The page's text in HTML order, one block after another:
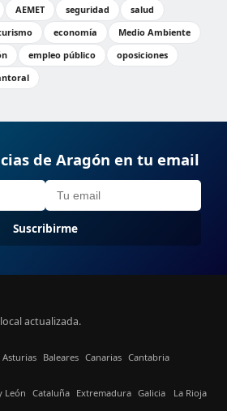
AEMET seguridad
salud
economía
Medio Ambiente
empleo público
oposiciones
de Aragón en tu email
Suscribirme
actualizada.
Asturias Baleares Canarias Cantabria
León Cataluña Extremadura Galicia La Rioja